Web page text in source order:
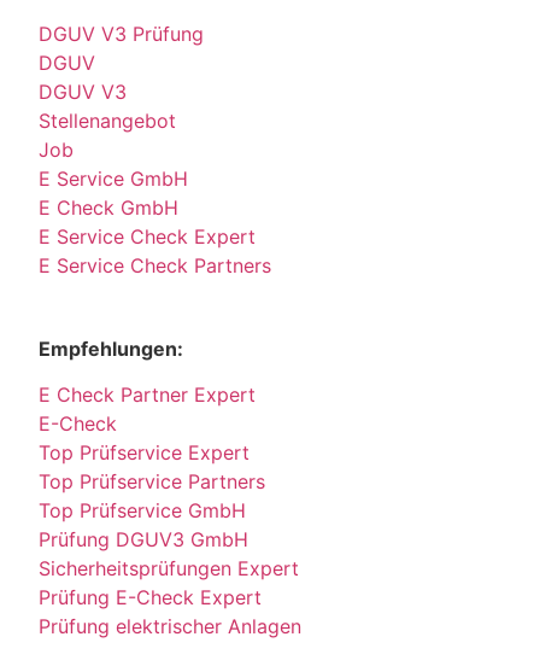
DGUV V3 Prüfung
DGUV
DGUV V3
Stellenangebot
Job
E Service GmbH
E Check GmbH
E Service Check Expert
E Service Check Partners
Empfehlungen:
E Check Partner Expert
E-Check
Top Prüfservice Expert
Top Prüfservice Partners
Top Prüfservice GmbH
Prüfung DGUV3 GmbH
Sicherheitsprüfungen Expert
Prüfung E-Check Expert
Prüfung elektrischer Anlagen